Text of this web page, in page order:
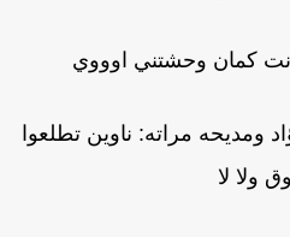
كمان وحشتني اوووي
مراته: ناوين تطلعوا
ولا لا